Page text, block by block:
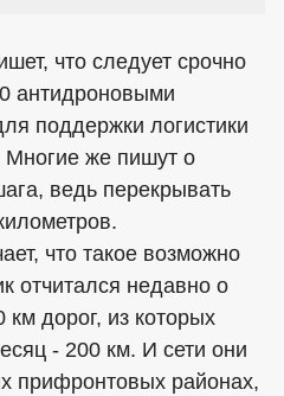
что следует срочно
антидроновыми
поддержки логистики
Многие же пишут о
ведь перекрывать
что такое возможно
отчитался недавно о
км дорог, из которых
- 200 км. И сети они
прифронтовых районах,